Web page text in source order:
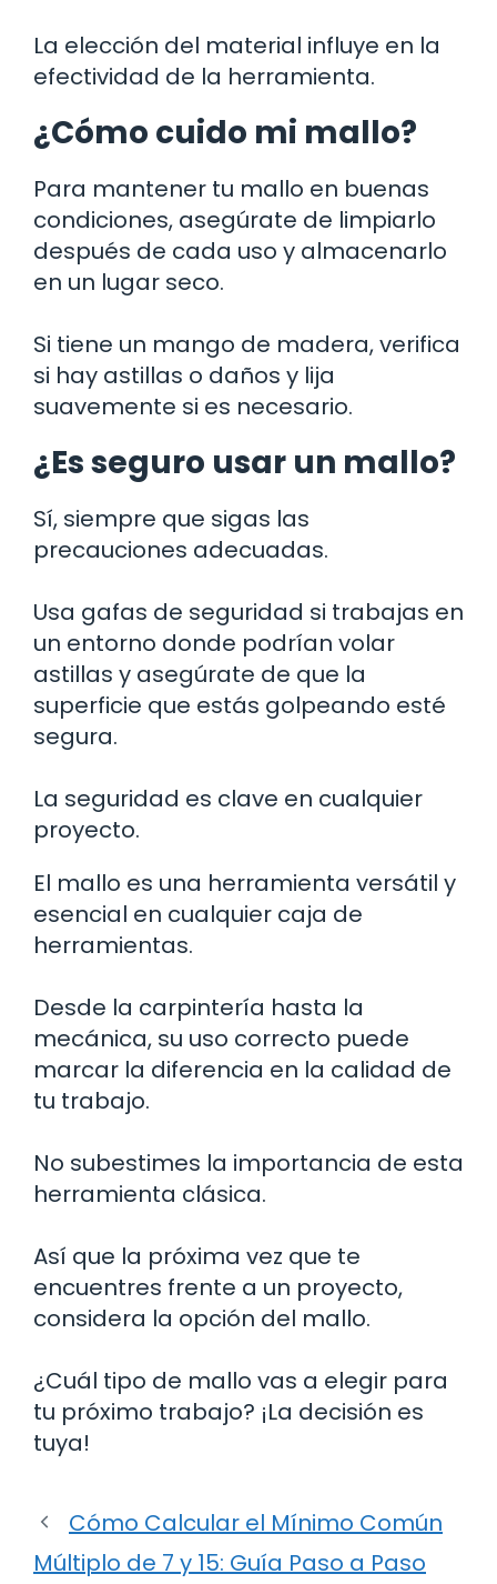
La elección del material influye en la
efectividad de la herramienta.
¿Cómo cuido mi mallo?
Para mantener tu mallo en buenas
condiciones, asegúrate de limpiarlo
después de cada uso y almacenarlo
en un lugar seco.
Si tiene un mango de madera, verifica
si hay astillas o daños y lija
suavemente si es necesario.
¿Es seguro usar un mallo?
Sí, siempre que sigas las
precauciones adecuadas.
Usa gafas de seguridad si trabajas en
un entorno donde podrían volar
astillas y asegúrate de que la
superficie que estás golpeando esté
segura.
La seguridad es clave en cualquier
proyecto.
El mallo es una herramienta versátil y
esencial en cualquier caja de
herramientas.
Desde la carpintería hasta la
mecánica, su uso correcto puede
marcar la diferencia en la calidad de
tu trabajo.
No subestimes la importancia de esta
herramienta clásica.
Así que la próxima vez que te
encuentres frente a un proyecto,
considera la opción del mallo.
¿Cuál tipo de mallo vas a elegir para
tu próximo trabajo? ¡La decisión es
tuya!
Cómo Calcular el Mínimo Común
Múltiplo de 7 y 15: Guía Paso a Paso